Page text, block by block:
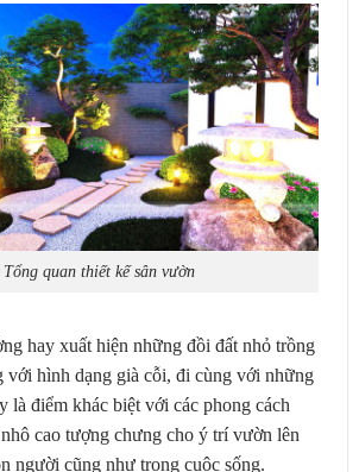
Tổng quan thiết kế sân vườn
hay xuất hiện những đồi đất nhỏ trồng
với hình dạng già cỗi, đi cùng với những
là điểm khác biệt với các phong cách
cao tượng chưng cho ý trí vườn lên
người cũng như trong cuộc sống.